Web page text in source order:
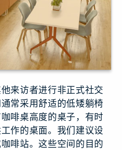
来访者进行非正式社交
常采用舒适的低矮躺椅
啡桌高度的桌子，有时
作的桌面。我们建议设
啡站。这些空间的目的